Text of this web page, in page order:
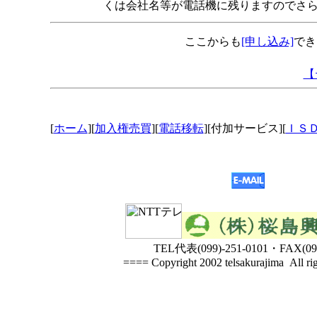
くは会社名等が電話機に残りますのでさ
ここからも[申し込み]で
[ホーム][加入権売買][電話移転][付加サービス][ＩＳ
TEL代表(099)-251-0101・
==== Copyright 2002 telsakurajima All